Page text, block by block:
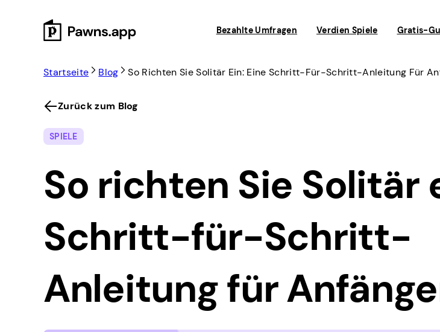
Bezahlte Umfragen Verdien Spiele Gratis-
Startseite Blog So Richten Sie Solitär Ein: Eine Schritt-Für-Schritt-Anleitung Für
Zurück zum Blog
SPIELE
So richten Sie Solitär
Schritt-für-Schritt-
Anleitung für